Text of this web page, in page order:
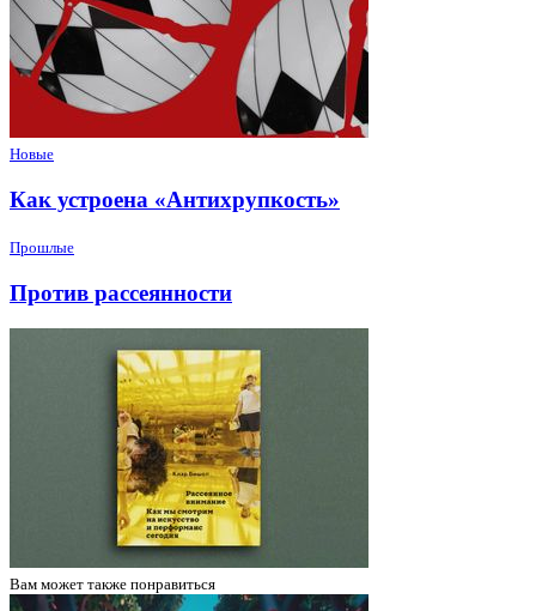
Новые
Как устроена «Антихрупкость»
Прошлые
Против рассеянности
Вам может также понравиться